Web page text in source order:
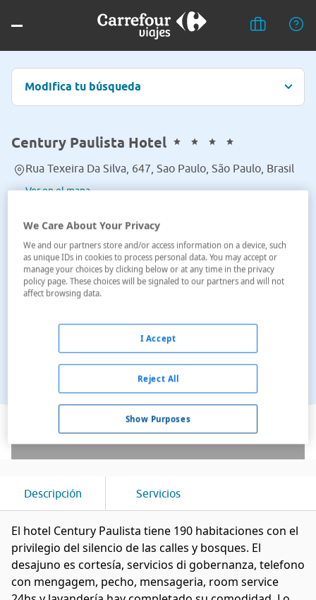
Modifica tu búsqueda
Century Paulista Hotel
Rua Texeira Da Silva, 647, Sao Paulo, São Paulo, Brasil
Ver en el mapa
Ver en el mapa
Descripción Servicios
El hotel Century Paulista tiene 190 habitaciones con el
privilegio del silencio de las calles y bosques. El
desajuno es cortesía, servicios di gobernanza, telefono
con mengagem, pecho, mensageria, room service
We Care About Your Privacy
We and our partners store and/or access information on a device, such
as unique IDs in cookies to process personal data. You may accept or
manage your choices by clicking below or at any time in the privacy
policy page. These choices will be signaled to our partners and will not
affect browsing data.
Show Purposes
Reject All
I Accept